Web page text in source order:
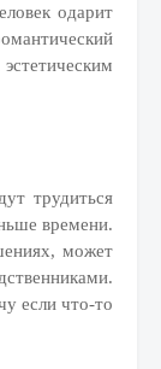
одарит
трудиться
времени.
может
если что-то